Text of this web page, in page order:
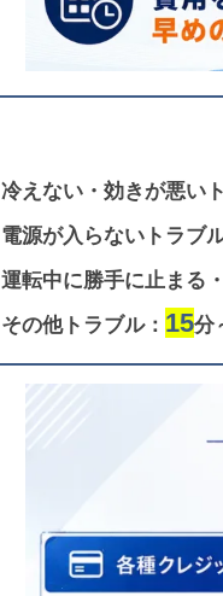
冷えない・効きが悪い
電源が入らないトラブ
運転中に勝手に止まる
その他トラブル： 15分